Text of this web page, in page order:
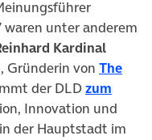
waren unter anderem
Kardinal
, Gründerin von The
der DLDzum
neuem Tab)
Innovation und
der Hauptstadt im